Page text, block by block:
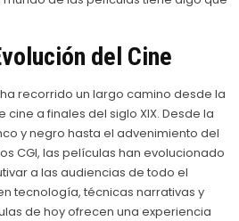
del Cine
recorrido un largo camino desde la
a finales del siglo XIX. Desde la
y negro hasta el advenimiento del
CGI, las películas han evolucionado
a las audiencias de todo el
tecnología, técnicas narrativas y
de hoy ofrecen una experiencia